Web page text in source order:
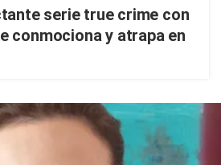
serie true crime con
conmociona y atrapa en